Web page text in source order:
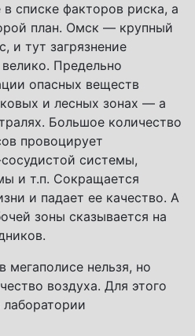
списке факторов риска, а
план. Омск — крупный
и тут загрязнение
Предельно
опасных веществ
и лесных зонах — а
Большое количество
провоцирует
системы,
и т.п. Сокращается
и падает ее качество. А
зоны сказывается на
мегаполисе нельзя, но
воздуха. Для этого
лаборатории